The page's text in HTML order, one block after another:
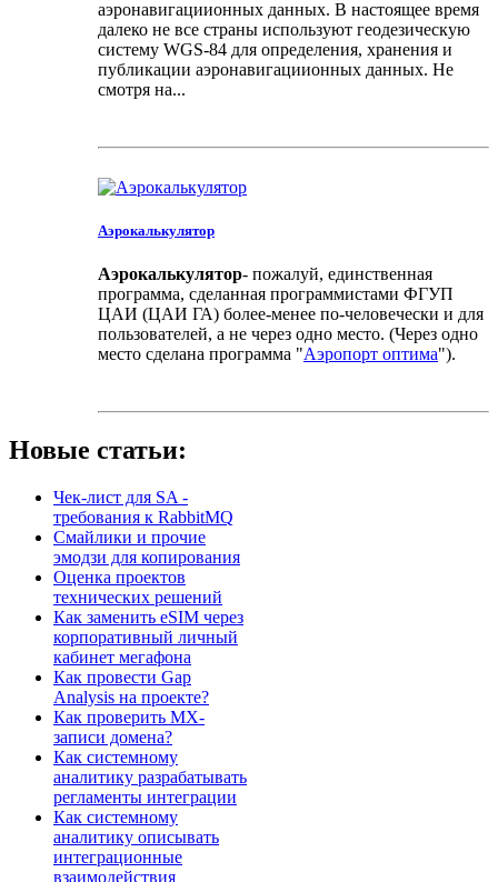
аэронавигациионных данных. В настоящее время
далеко не все страны используют геодезическую
систему WGS-84 для определения, хранения и
публикации аэронавигациионных данных. Не
смотря на...
Аэрокалькулятор
Аэрокалькулятор- пожалуй, единственная
программа, сделанная программистами ФГУП
ЦАИ (ЦАИ ГА) более-менее по-человечески и для
пользователей, а не через одно место. (Через одно
место сделана программа "Аэропорт оптима").
Новые статьи:
Чек-лист для SA -
требования к RabbitMQ
Смайлики и прочие
эмодзи для копирования
Оценка проектов
технических решений
Как заменить eSIM через
корпоративный личный
кабинет мегафона
Как провести Gap
Analysis на проекте?
Как проверить MX-
записи домена?
Как системному
аналитику разрабатывать
регламенты интеграции
Как системному
аналитику описывать
интеграционные
взаимодействия